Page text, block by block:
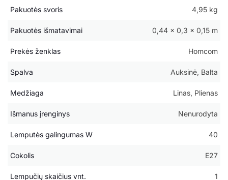
Pakuotės svoris 4,95 kg
Pakuotės išmatavimai 0,44 × 0,3 × 0,15 m
Prekės ženklas Homcom
Spalva Auksinė, Balta
Medžiaga Linas, Plienas
Išmanus įrenginys Nenurodyta
Lemputės galingumas W 40
Cokolis E27
Lempučių skaičius vnt. 1